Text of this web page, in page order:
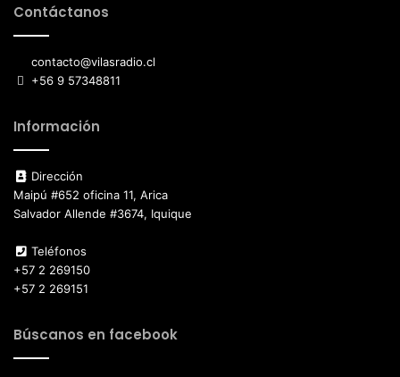
Contáctanos
contacto@vilasradio.cl
+56 9 57348811
Información
Dirección
Maipú #652 oficina 11, Arica
Salvador Allende #3674, Iquique
Teléfonos
+57 2 269150
+57 2 269151
Búscanos en facebook